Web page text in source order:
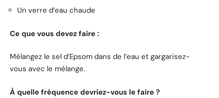
Un verre d’eau chaude
Ce que vous devez faire :
Mélangez le sel d’Epsom dans de l’eau et gargarisez-
vous avec le mélange.
À quelle fréquence devriez-vous le faire ?